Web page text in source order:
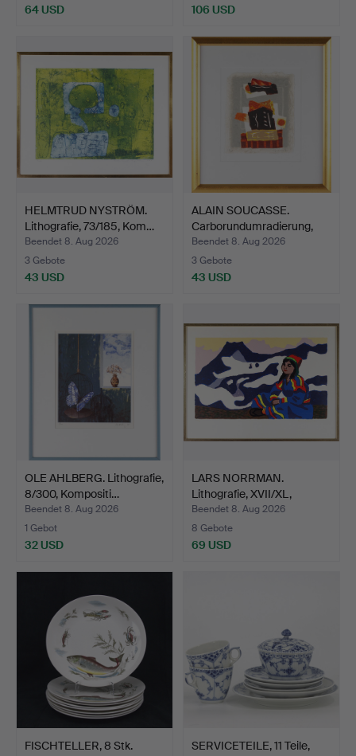
64 USD 106 USD
HELMTRUD NYSTRÖM.
Lithografie, 73/185, Kom…
Beendet 8. Aug 2026
3 Gebote
43 USD
ALAIN SOUCASSE.
Carborundumradierung,
38/4…
Beendet 8. Aug 2026
3 Gebote
43 USD
OLE AHLBERG. Lithografie,
8/300, Kompositi…
Beendet 8. Aug 2026
1 Gebot
32 USD
LARS NORRMAN.
Lithografie, XVII/XL,
samisc…
Beendet 8. Aug 2026
8 Gebote
69 USD
FISCHTELLER, 8 Stk.
SERVICETEILE, 11 Teile,